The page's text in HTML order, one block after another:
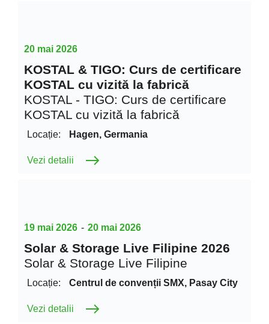
20 mai 2026
KOSTAL & TIGO: Curs de certificare
KOSTAL cu vizită la fabrică
KOSTAL - TIGO: Curs de certificare
KOSTAL cu vizită la fabrică
Locație: Hagen, Germania
Vezi detalii
19 mai 2026 - 20 mai 2026
Solar & Storage Live Filipine 2026
Solar & Storage Live Filipine
Locație: Centrul de convenții SMX, Pasay City
Vezi detalii